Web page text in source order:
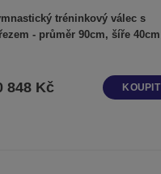
tréninkový válec s
výřezem - průměr 90cm, šíře 40cm
848 Kč KOUPIT